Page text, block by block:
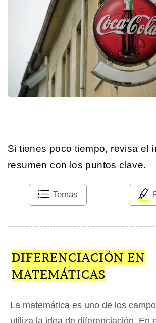
Si tienes poco tiempo, revisa el
resumen con los puntos clave.
Temas
DIFERENCIACIÓN EN
MATEMÁTICAS
La matemática es uno de los